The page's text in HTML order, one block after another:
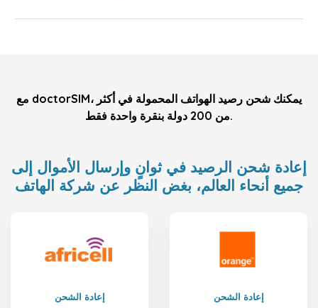
مع doctorSIM، يمكنك شحن رصيد الهواتف المحمولة في أكثر
من 200 دولة بنقرة واحدة فقط.
إعادة شحن الرصيد في ثوانٍ وإرسال الأموال إلى
جميع أنحاء العالم، بغض النظر عن شركة الهاتف
إعادة الشحن إعادة الشحن